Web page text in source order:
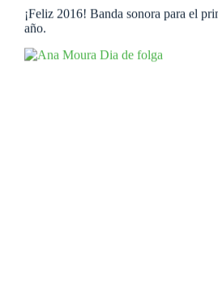
¡Feliz 2016! Banda sonora para el
año.